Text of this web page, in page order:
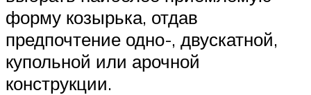
форму козырька, отдав
предпочтение одно-, двускатной,
купольной или арочной
конструкции.